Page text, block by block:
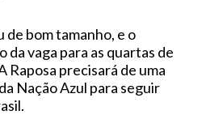
de bom tamanho, e o
da vaga para as quartas de
Raposa precisará de uma
Nação Azul para seguir